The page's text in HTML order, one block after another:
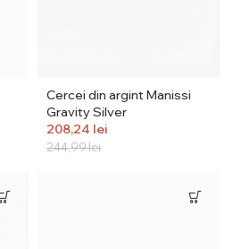
Cercei din argint Manissi
Gravity Silver
244,99lei
208,24 lei